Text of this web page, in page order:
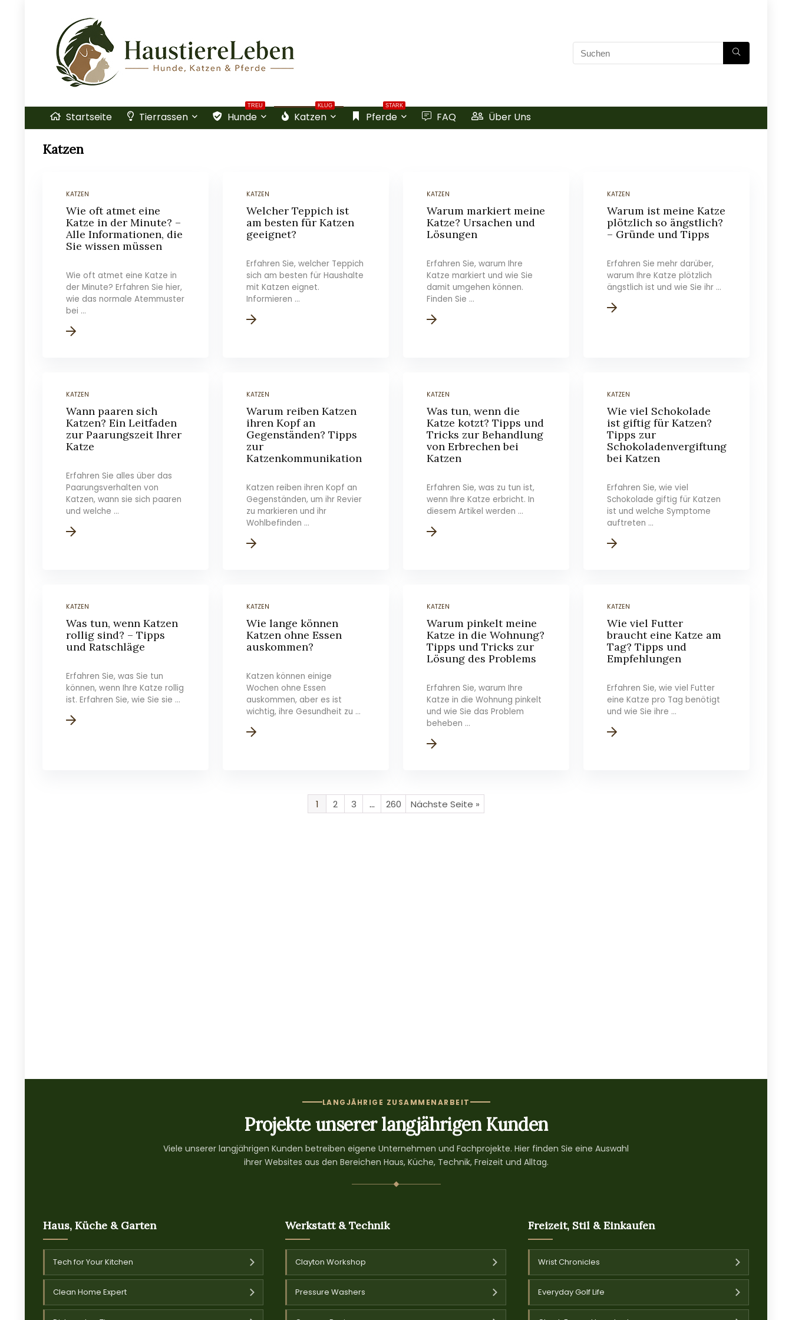
Startseite Tierrassen
TREU
Hunde
KLUG
Katzen
STARK
Pferde FAQ Über Uns
Katzen
KATZEN
Wie oft atmet eine
Katze in der Minute? –
Alle Informationen, die
Sie wissen müssen
Wie oft atmet eine Katze in
der Minute? Erfahren Sie hier,
wie das normale Atemmuster
bei ...
KATZEN
Welcher Teppich ist
am besten für Katzen
geeignet?
Erfahren Sie, welcher Teppich
sich am besten für Haushalte
mit Katzen eignet.
Informieren ...
KATZEN
Warum markiert meine
Katze? Ursachen und
Lösungen
Erfahren Sie, warum Ihre
Katze markiert und wie Sie
damit umgehen können.
Finden Sie ...
KATZEN
Warum ist meine Katze
plötzlich so ängstlich?
– Gründe und Tipps
Erfahren Sie mehr darüber,
warum Ihre Katze plötzlich
ängstlich ist und wie Sie ihr ...
KATZEN
Wann paaren sich
Katzen? Ein Leitfaden
zur Paarungszeit Ihrer
Katze
Erfahren Sie alles über das
Paarungsverhalten von
Katzen, wann sie sich paaren
und welche ...
KATZEN
Warum reiben Katzen
ihren Kopf an
Gegenständen? Tipps
zur
Katzenkommunikation
Katzen reiben ihren Kopf an
Gegenständen, um ihr Revier
zu markieren und ihr
Wohlbefinden ...
KATZEN
Was tun, wenn die
Katze kotzt? Tipps und
Tricks zur Behandlung
von Erbrechen bei
Katzen
Erfahren Sie, was zu tun ist,
wenn Ihre Katze erbricht. In
diesem Artikel werden ...
KATZEN
Wie viel Schokolade
ist giftig für Katzen?
Tipps zur
Schokoladenvergiftung
bei Katzen
Erfahren Sie, wie viel
Schokolade giftig für Katzen
ist und welche Symptome
auftreten ...
KATZEN
Was tun, wenn Katzen
rollig sind? – Tipps
und Ratschläge
Erfahren Sie, was Sie tun
können, wenn Ihre Katze rollig
ist. Erfahren Sie, wie Sie sie ...
KATZEN
Wie lange können
Katzen ohne Essen
auskommen?
Katzen können einige
Wochen ohne Essen
auskommen, aber es ist
wichtig, ihre Gesundheit zu ...
KATZEN
Warum pinkelt meine
Katze in die Wohnung?
Tipps und Tricks zur
Lösung des Problems
Erfahren Sie, warum Ihre
Katze in die Wohnung pinkelt
und wie Sie das Problem
beheben ...
KATZEN
Wie viel Futter
braucht eine Katze am
Tag? Tipps und
Empfehlungen
Erfahren Sie, wie viel Futter
eine Katze pro Tag benötigt
und wie Sie ihre ...
1 2 3 … 260 Nächste Seite »
LANGJÄHRIGE ZUSAMMENARBEIT
Projekte unserer langjährigen Kunden
Viele unserer langjährigen Kunden betreiben eigene Unternehmen und Fachprojekte. Hier finden Sie eine Auswahl
ihrer Websites aus den Bereichen Haus, Küche, Technik, Freizeit und Alltag.
Haus, Küche & Garten
Tech for Your Kitchen
Clean Home Expert
Werkstatt & Technik
Clayton Workshop
Pressure Washers
Freizeit, Stil & Einkaufen
Wrist Chronicles
Everyday Golf Life